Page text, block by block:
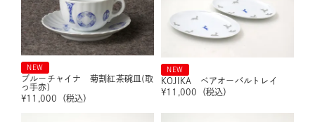
NEW
ブルーチャイナ 菊割紅茶碗皿(取
っ手赤)
¥11,000 （税込）
NEW
KOJIKA ペアオーバルトレイ
¥11,000 （税込）